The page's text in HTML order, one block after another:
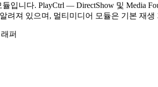
니다. PlayCtrl — DirectShow 및 Media
져 있으며, 멀티미디어 모듈은 기본 재
퍼